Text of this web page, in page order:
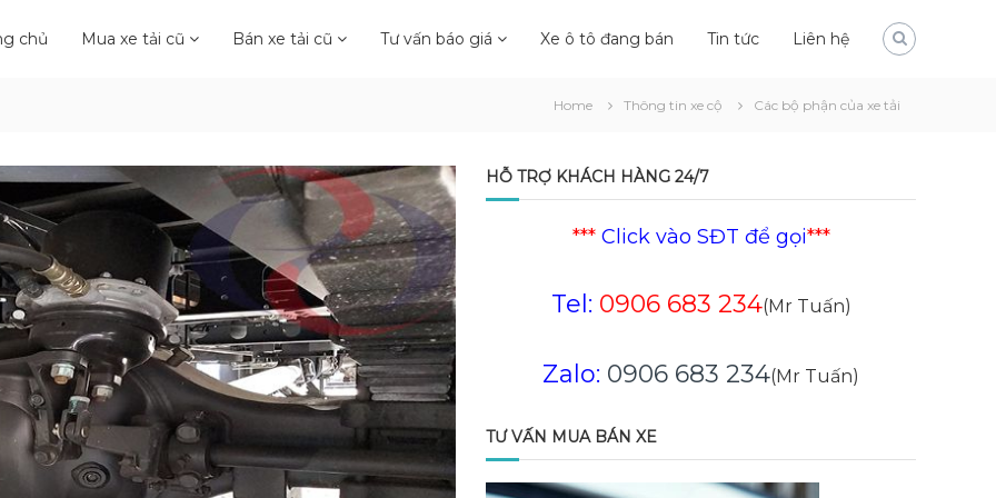
chủ Mua xe tải cũ Bán xe tải cũ Tư vấn báo giá Xe ô tô đang bán Tin tức Liên hệ
Home Thông tin xe cộ Các bộ phận của xe tải
HỖ TRỢ KHÁCH HÀNG 24/7
***Click vào SĐT để gọi***
Tel: 0906 683 234(Mr Tuấn)
Zalo: 0906 683 234(Mr Tuấn)
TƯ VẤN MUA BÁN XE